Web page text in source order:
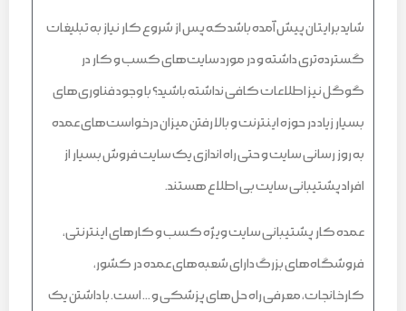
شاید برایتان پیش آمده باشد که پس از شروع کار نیاز به تبلیغات
گسترده‌تری داشته و در مورد سایت‌های کسب و کار در
گوگل نیز اطلاعات کافی نداشته باشید؟ با وجود فناوری‌های
بسیار زیاد در حوزه اینترنت و بالا رفتن میزان درخواست‌های عمده
به روز رسانی سایت و حتی راه اندازی یک سایت فروش بسیار از
افراد پشتیبانی سایت بی اطلاع هستند.
عمده کار پشتیبانی سایت ویژه کسب و کارهای اینترنتی،
فروشگاه‌های بزرگ دارای شعبه‌های عمده در کشور،
کارخانجات، معرفی راه حل‌های پزشکی و … است. با داشتن یک